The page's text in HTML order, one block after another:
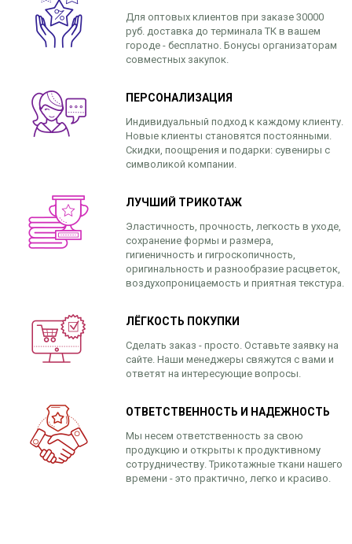
Для оптовых клиентов при заказе 30000
руб. доставка до терминала ТК в вашем
городе - бесплатно. Бонусы организаторам
совместных закупок.
ПЕРСОНАЛИЗАЦИЯ
Индивидуальный подход к каждому клиенту.
Новые клиенты становятся постоянными.
Скидки, поощрения и подарки: сувениры с
символикой компании.
ЛУЧШИЙ ТРИКОТАЖ
Эластичность, прочность, легкость в уходе,
сохранение формы и размера,
гигиеничность и гигроскопичность,
оригинальность и разнообразие расцветок,
воздухопроницаемость и приятная текстура.
ЛЁГКОСТЬ ПОКУПКИ
Сделать заказ - просто. Оставьте заявку на
сайте. Наши менеджеры свяжутся с вами и
ответят на интересующие вопросы.
ОТВЕТСТВЕННОСТЬ И НАДЕЖНОСТЬ
Мы несем ответственность за свою
продукцию и открыты к продуктивному
сотрудничеству. Трикотажные ткани нашего
времени - это практично, легко и красиво.